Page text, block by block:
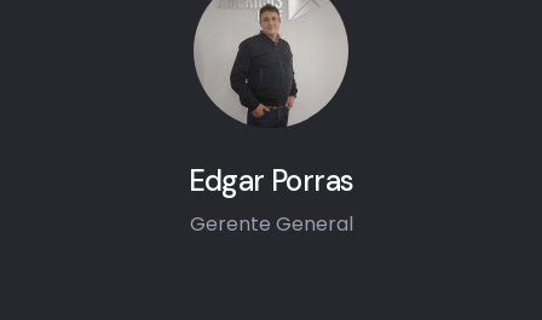
Edgar Porras
Gerente General